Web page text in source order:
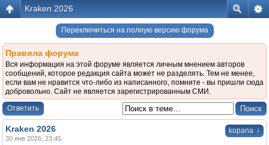
Kraken 2026
Переключиться на полную версию форума
Правила форума
Вся информация на этой форуме является личным мнением авторов
сообщений, которое редакция сайта может не разделять. Тем не менее,
если вам не нравится что-либо из написанного, помните - вы пришли сюда
добровольно. Сайт не является зарегистрированным СМИ.
Ответить
kopana ↓
Kraken 2026
30 янв 2026, 23:45